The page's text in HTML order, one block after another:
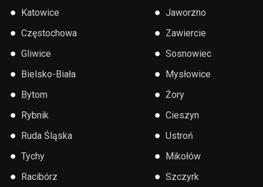
● Katowice
● Częstochowa
● Gliwice
● Bielsko-Biała
● Bytom
● Rybnik
● Ruda Śląska
● Tychy
● Racibórz
● Jaworzno
● Zawiercie
● Sosnowiec
● Mysłowice
● Żory
● Cieszyn
● Ustroń
● Mikołów
● Szczyrk